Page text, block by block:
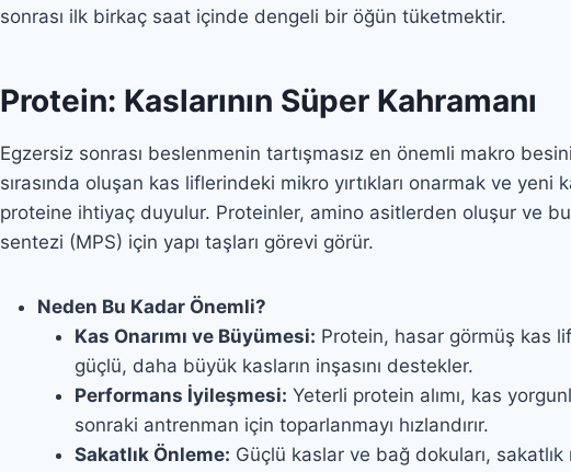
sonrası ilk birkaç saat içinde dengeli bir öğün tüketmektir.
Protein: Kaslarının Süper Kahramanı
Egzersiz sonrası beslenmenin tartışmasız en önemli makro besini
sırasında oluşan kas liflerindeki mikro yırtıkları onarmak ve
proteine ihtiyaç duyulur. Proteinler, amino asitlerden oluşur ve
sentezi (MPS) için yapı taşları görevi görür.
Neden Bu Kadar Önemli?
Kas Onarımı ve Büyümesi: Protein, hasar görmüş kas
güçlü, daha büyük kasların inşasını destekler.
Performans İyileşmesi: Yeterli protein alımı, kas
sonraki antrenman için toparlanmayı hızlandırır.
Sakatlık Önleme: Güçlü kaslar ve bağ dokuları, sakatlık